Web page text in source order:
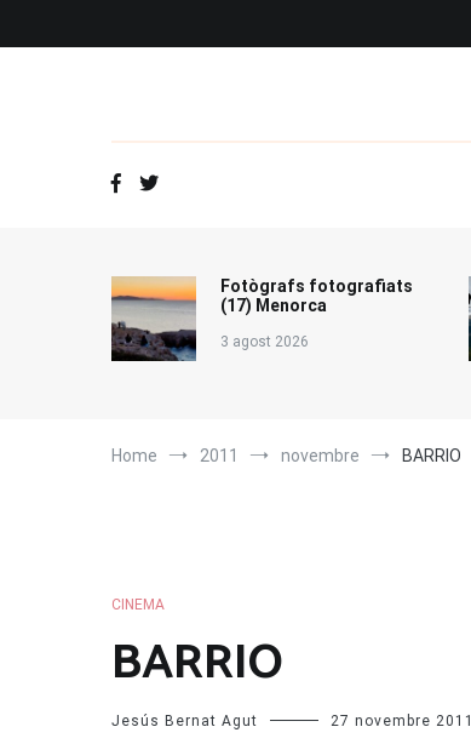
Fotògrafs fotografiats
(17) Menorca
3 agost 2026
Home 2011 novembre BARRIO
CINEMA
BARRIO
Jesús Bernat Agut 27 novembre 2011